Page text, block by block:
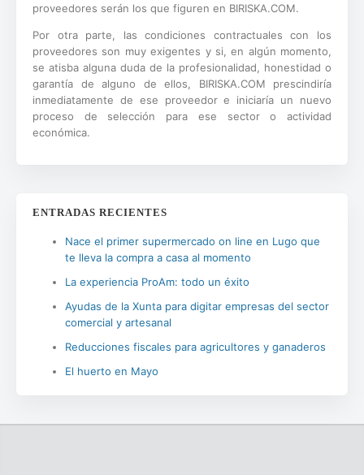
proveedores serán los que figuren en BIRISKA.COM.
Por otra parte, las condiciones contractuales con los
proveedores son muy exigentes y si, en algún momento,
se atisba alguna duda de la profesionalidad, honestidad o
garantía de alguno de ellos, BIRISKA.COM prescindiría
inmediatamente de ese proveedor e iniciaría un nuevo
proceso de selección para ese sector o actividad
económica.
ENTRADAS RECIENTES
Nace el primer supermercado on line en Lugo que
te lleva la compra a casa al momento
La experiencia ProAm: todo un éxito
Ayudas de la Xunta para digitar empresas del sector
comercial y artesanal
Reducciones fiscales para agricultores y ganaderos
El huerto en Mayo